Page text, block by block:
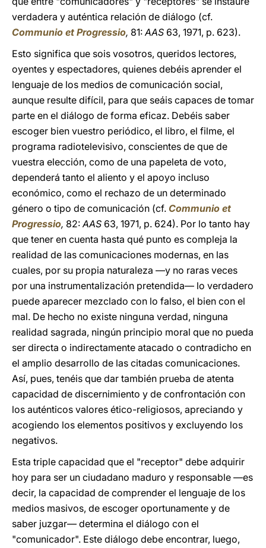
verdadera y auténtica relación de diálogo (cf.
Communio et Progressio, 81:AAS 63, 1971, p. 623).
Esto significa que sois vosotros, queridos lectores,
oyentes y espectadores, quienes debéis aprender el
lenguaje de los medios de comunicación social,
aunque resulte difícil, para que seáis capaces de tomar
parte en el diálogo de forma eficaz. Debéis saber
escoger bien vuestro periódico, el libro, el filme, el
programa radiotelevisivo, conscientes de que de
vuestra elección, como de una papeleta de voto,
dependerá tanto el aliento y el apoyo incluso
económico, como el rechazo de un determinado
género o tipo de comunicación (cf. Communio et
Progressio, 82:AAS 63, 1971, p. 624). Por lo tanto hay
que tener en cuenta hasta qué punto es compleja la
realidad de las comunicaciones modernas, en las
cuales, por su propia naturaleza —y no raras veces
por una instrumentalización pretendida— lo verdadero
puede aparecer mezclado con lo falso, el bien con el
mal. De hecho no existe ninguna verdad, ninguna
realidad sagrada, ningún principio moral que no pueda
ser directa o indirectamente atacado o contradicho en
el amplio desarrollo de las citadas comunicaciones.
Así, pues, tenéis que dar también prueba de atenta
capacidad de discernimiento y de confrontación con
los auténticos valores ético-religiosos, apreciando y
acogiendo los elementos positivos y excluyendo los
negativos.
Esta triple capacidad que el "receptor" debe adquirir
hoy para ser un ciudadano maduro y responsable —es
decir, la capacidad de comprender el lenguaje de los
medios masivos, de escoger oportunamente y de
saber juzgar— determina el diálogo con el
"comunicador". Este diálogo debe encontrar, luego,